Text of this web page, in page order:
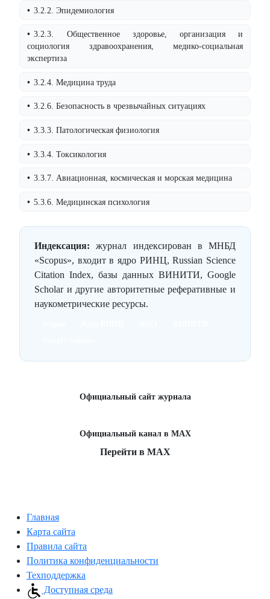
3.2.2. Эпидемиология
3.2.3. Общественное здоровье, организация и
социология здравоохранения, медико-социальная
экспертиза
3.2.4. Медицина труда
3.2.6. Безопасность в чрезвычайных ситуациях
3.3.3. Патологическая физиология
3.3.4. Токсикология
3.3.7. Авиационная, космическая и морская медицина
5.3.6. Медицинская психология
Индексация: журнал индексирован в МНБД
«Scopus», входит в ядро РИНЦ, Russian Science
Citation Index, базы данных ВИНИТИ, Google
Scholar и другие авторитетные реферативные и
наукометрические ресурсы.
Официальный сайт журнала
Официальный канал в MAX
Перейти в MAX
Главная
Карта сайта
Правила сайта
Политика конфиденциальности
Техподдержка
Доступная среда